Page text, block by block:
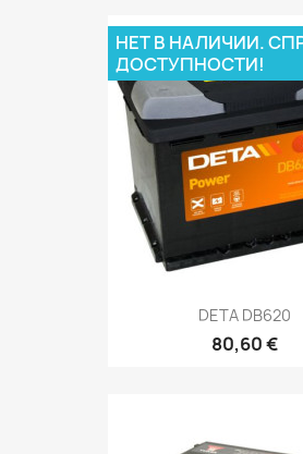
DETA DB620
80,60 €
НЕТ В НАЛИЧИИ.
ДОСТУПНОСТИ!